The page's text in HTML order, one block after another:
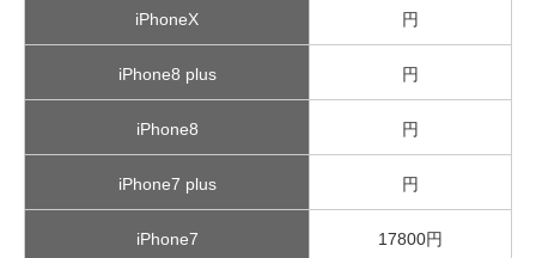
iPhoneX 円
iPhone8 plus 円
iPhone8 円
iPhone7 plus 円
iPhone7 17800円